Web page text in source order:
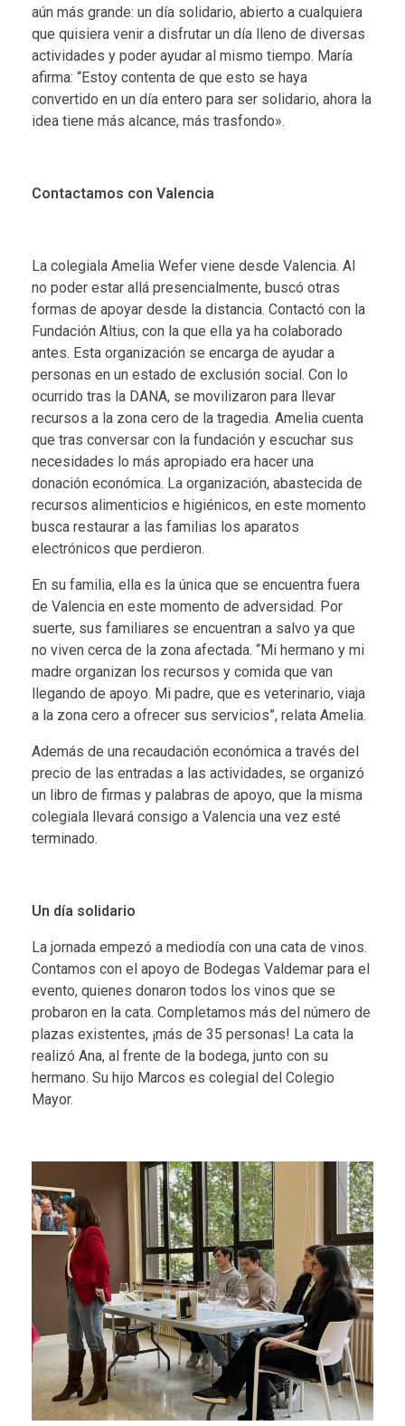
aún más grande: un día solidario, abierto a cualquiera
que quisiera venir a disfrutar un día lleno de diversas
actividades y poder ayudar al mismo tiempo. María
afirma: “Estoy contenta de que esto se haya
convertido en un día entero para ser solidario, ahora la
idea tiene más alcance, más trasfondo».
Contactamos con Valencia
La colegiala Amelia Wefer viene desde Valencia. Al
no poder estar allá presencialmente, buscó otras
formas de apoyar desde la distancia. Contactó con la
Fundación Altius, con la que ella ya ha colaborado
antes. Esta organización se encarga de ayudar a
personas en un estado de exclusión social. Con lo
ocurrido tras la DANA, se movilizaron para llevar
recursos a la zona cero de la tragedia. Amelia cuenta
que tras conversar con la fundación y escuchar sus
necesidades lo más apropiado era hacer una
donación económica. La organización, abastecida de
recursos alimenticios e higiénicos, en este momento
busca restaurar a las familias los aparatos
electrónicos que perdieron.
En su familia, ella es la única que se encuentra fuera
de Valencia en este momento de adversidad. Por
suerte, sus familiares se encuentran a salvo ya que
no viven cerca de la zona afectada. “Mi hermano y mi
madre organizan los recursos y comida que van
llegando de apoyo. Mi padre, que es veterinario, viaja
a la zona cero a ofrecer sus servicios”, relata Amelia.
Además de una recaudación económica a través del
precio de las entradas a las actividades, se organizó
un libro de firmas y palabras de apoyo, que la misma
colegiala llevará consigo a Valencia una vez esté
terminado.
Un día solidario
La jornada empezó a mediodía con una cata de vinos.
Contamos con el apoyo de Bodegas Valdemar para el
evento, quienes donaron todos los vinos que se
probaron en la cata. Completamos más del número de
plazas existentes, ¡más de 35 personas! La cata la
realizó Ana, al frente de la bodega, junto con su
hermano. Su hijo Marcos es colegial del Colegio
Mayor.